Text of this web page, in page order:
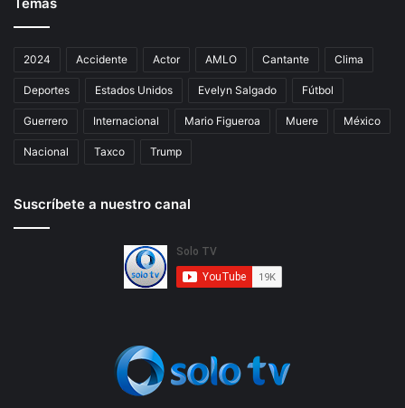
Temas
2024 Accidente Actor AMLO Cantante Clima
Deportes Estados Unidos Evelyn Salgado Fútbol
Guerrero Internacional Mario Figueroa Muere México
Nacional Taxco Trump
Suscríbete a nuestro canal